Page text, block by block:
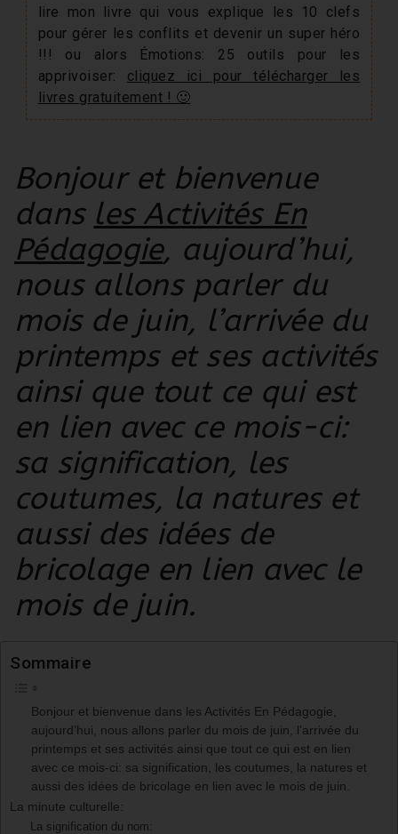
lire mon livre qui vous explique les 10 clefs
pour gérer les conflits et devenir un super héro
!!! ou alors Émotions: 25 outils pour les
apprivoiser: cliquez ici pour télécharger les
livres gratuitement ! 🙂
Bonjour et bienvenue
dans les Activités En
Pédagogie, aujourd’hui,
nous allons parler du
mois de juin, l’arrivée du
printemps et ses activités
ainsi que tout ce qui est
en lien avec ce mois-ci:
sa signification, les
coutumes, la natures et
aussi des idées de
bricolage en lien avec le
mois de juin.
Sommaire
Bonjour et bienvenue dans les Activités En Pédagogie,
aujourd’hui, nous allons parler du mois de juin, l’arrivée du
printemps et ses activités ainsi que tout ce qui est en lien
avec ce mois-ci: sa signification, les coutumes, la natures et
aussi des idées de bricolage en lien avec le mois de juin.
La minute culturelle:
La signification du nom: